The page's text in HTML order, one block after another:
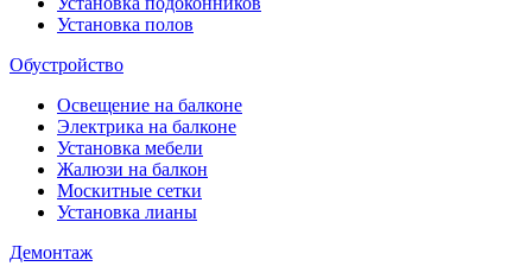
Установка полов
Обустройство
Освещение на балконе
Электрика на балконе
Установка мебели
Жалюзи на балкон
Москитные сетки
Установка лианы
Демонтаж